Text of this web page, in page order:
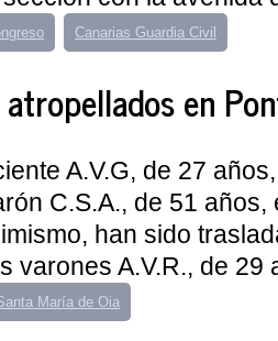
Canarias Guardia Civil
en
A.V.G, de 27
C.S.A., de 51
han sido
varones A.V.R., de 29
María de Oia